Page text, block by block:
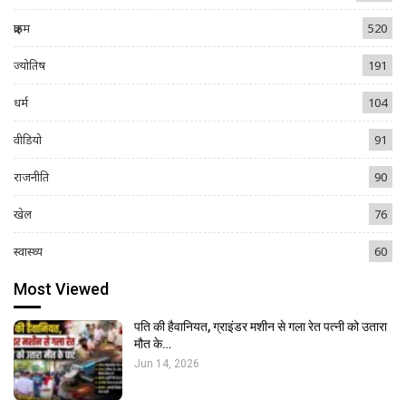
क्राइम 520
ज्योतिष 191
धर्म 104
वीडियो 91
राजनीति 90
खेल 76
स्वास्थ्य 60
Most Viewed
पति की हैवानियत, ग्राइंडर मशीन से गला रेत पत्नी को उतारा
मौत के…
Jun 14, 2026